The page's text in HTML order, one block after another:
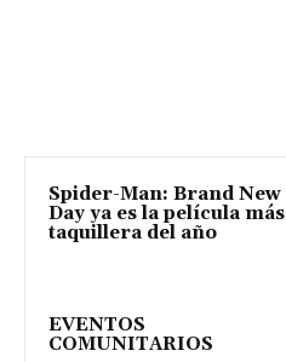
Spider-Man: Brand New
Day ya es la película más
taquillera del año
EVENTOS
COMUNITARIOS